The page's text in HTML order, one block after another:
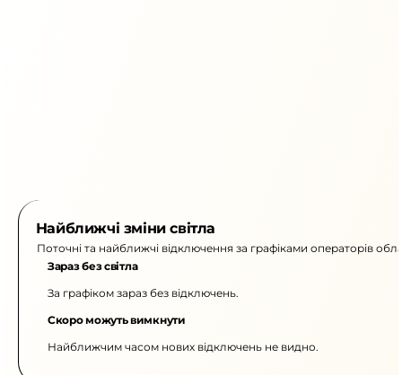
Найближчі зміни світла
Поточні та найближчі відключення за графіками операторів
Зараз без світла
За графіком зараз без відключень.
Скоро можуть вимкнути
Найближчим часом нових відключень не видно.